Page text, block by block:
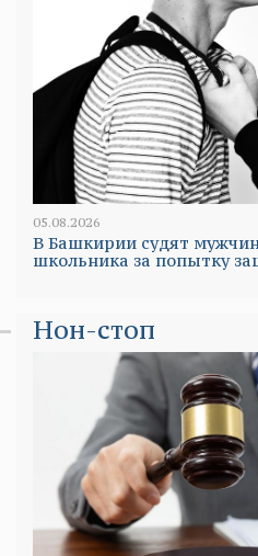
05.08.2026
В Башкирии судят
школьника за попытку
Нон-стоп